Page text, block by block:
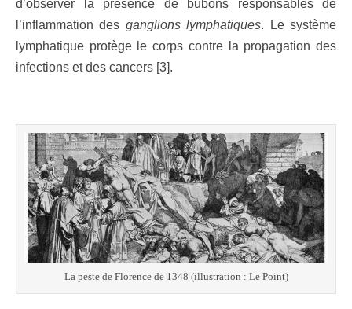
d’observer la présence de bubons responsables de
l’inflammation des ganglions lymphatiques. Le système
lymphatique protège le corps contre la propagation des
infections et des cancers [3].
La peste de Florence de 1348 (illustration : Le Point)